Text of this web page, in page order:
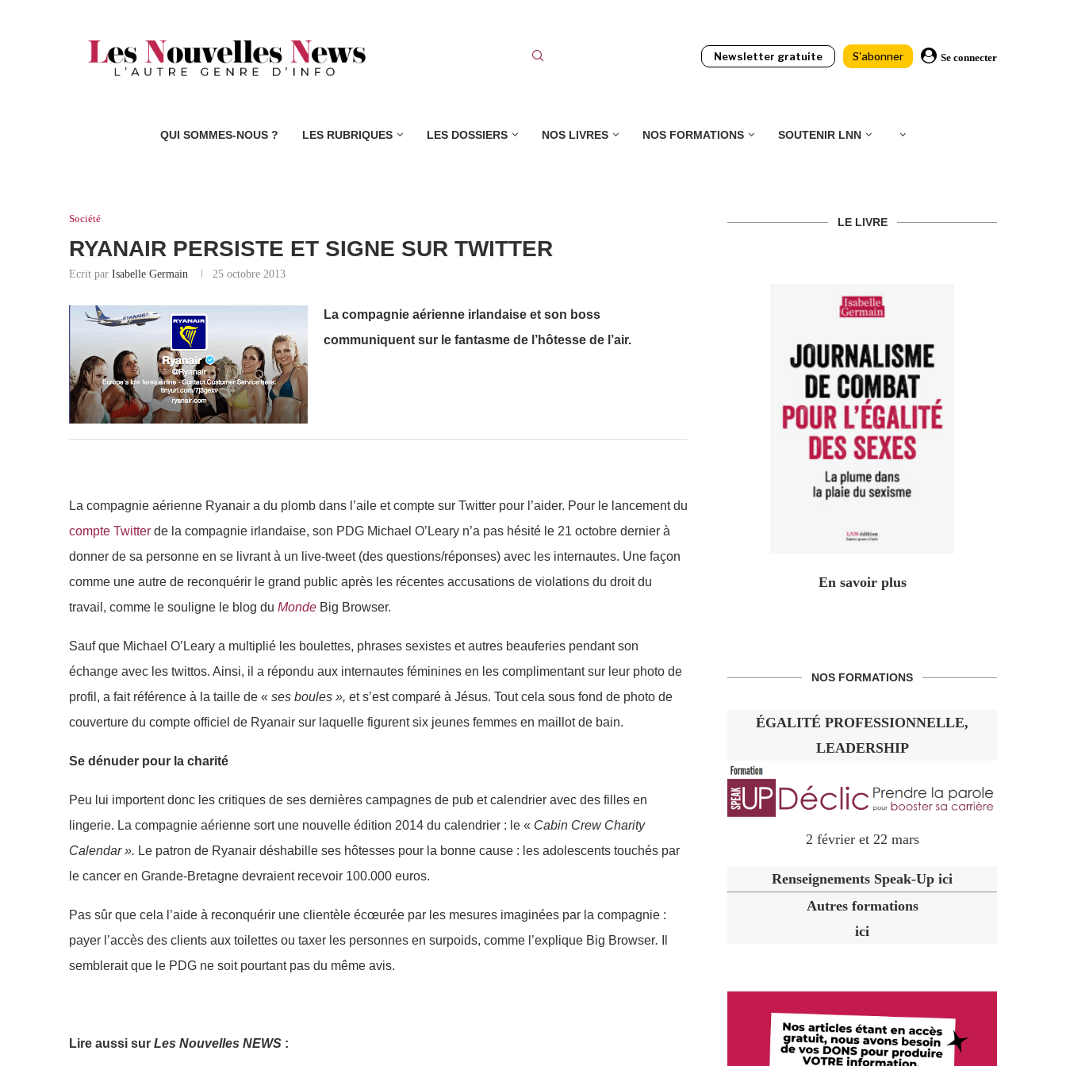
Newsletter gratuite S'abonner Se connecter
QUI SOMMES-NOUS ? LES RUBRIQUES LES DOSSIERS NOS LIVRES NOS FORMATIONS SOUTENIR LNN
Société
RYANAIR PERSISTE ET SIGNE SUR TWITTER
Ecrit par Isabelle Germain 25 octobre 2013
La compagnie aérienne irlandaise et son boss
communiquent sur le fantasme de l’hôtesse de l’air.
La compagnie aérienne Ryanair a du plomb dans l’aile et compte sur Twitter pour l’aider. Pour le lancement du
compte Twitter de la compagnie irlandaise, son PDG Michael O’Leary n’a pas hésité le 21 octobre dernier à
donner de sa personne en se livrant à un live-tweet (des questions/réponses) avec les internautes. Une façon
comme une autre de reconquérir le grand public après les récentes accusations de violations du droit du
travail, comme le souligne le blog du Monde Big Browser.
Sauf que Michael O’Leary a multiplié les boulettes, phrases sexistes et autres beauferies pendant son
échange avec les twittos. Ainsi, il a répondu aux internautes féminines en les complimentant sur leur photo de
profil, a fait référence à la taille de « ses boules », et s’est comparé à Jésus. Tout cela sous fond de photo de
couverture du compte officiel de Ryanair sur laquelle figurent six jeunes femmes en maillot de bain.
Se dénuder pour la charité
Peu lui importent donc les critiques de ses dernières campagnes de pub et calendrier avec des filles en
lingerie. La compagnie aérienne sort une nouvelle édition 2014 du calendrier : le « Cabin Crew Charity
Calendar ». Le patron de Ryanair déshabille ses hôtesses pour la bonne cause : les adolescents touchés par
le cancer en Grande-Bretagne devraient recevoir 100.000 euros.
Pas sûr que cela l’aide à reconquérir une clientèle écœurée par les mesures imaginées par la compagnie :
payer l’accès des clients aux toilettes ou taxer les personnes en surpoids, comme l’explique Big Browser.
semblerait que le PDG ne soit pourtant pas du même avis.
Lire aussi sur Les Nouvelles NEWS :
LE LIVRE
En savoir plus
NOS FORMATIONS
ÉGALITÉ PROFESSIONNELLE,
LEADERSHIP
2 février et 22 mars
Renseignements Speak-Up ici
Autres formations
ici